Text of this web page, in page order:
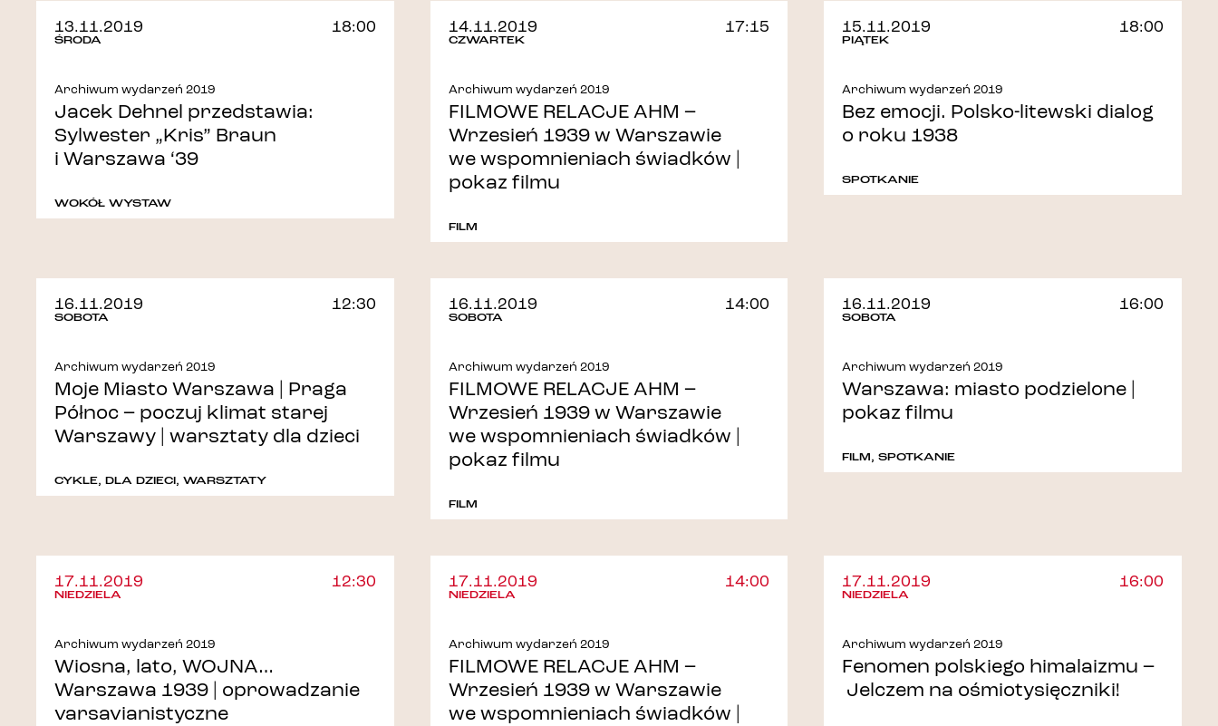
13.11.2019
ŚRODA
18:00
Archiwum wydarzeń 2019
Jacek Dehnel przedstawia:
Sylwester „Kris” Braun
i Warszawa ‘39
WOKÓŁ WYSTAW
14.11.2019
CZWARTEK
17:15
Archiwum wydarzeń 2019
FILMOWE RELACJE AHM –
Wrzesień 1939 w Warszawie
we wspomnieniach świadków |
pokaz filmu
FILM
15.11.2019
PIĄTEK
18:00
Archiwum wydarzeń 2019
Bez emocji. Polsko-litewski dialog
o roku 1938
SPOTKANIE
16.11.2019
SOBOTA
12:30
Archiwum wydarzeń 2019
Moje Miasto Warszawa | Praga
Północ – poczuj klimat starej
Warszawy | warsztaty dla dzieci
CYKLE, DLA DZIECI, WARSZTATY
16.11.2019
SOBOTA
14:00
Archiwum wydarzeń 2019
FILMOWE RELACJE AHM –
Wrzesień 1939 w Warszawie
we wspomnieniach świadków |
pokaz filmu
FILM
16.11.2019
SOBOTA
16:00
Archiwum wydarzeń 2019
Warszawa: miasto podzielone |
pokaz filmu
FILM, SPOTKANIE
17.11.2019
NIEDZIELA
12:30
Archiwum wydarzeń 2019
Wiosna, lato, WOJNA…
Warszawa 1939 | oprowadzanie
varsavianistyczne
17.11.2019
NIEDZIELA
14:00
Archiwum wydarzeń 2019
FILMOWE RELACJE AHM –
Wrzesień 1939 w Warszawie
we wspomnieniach świadków |
17.11.2019
NIEDZIELA
16:00
Archiwum wydarzeń 2019
Fenomen polskiego himalaizmu –
Jelczem na ośmiotysięczniki!